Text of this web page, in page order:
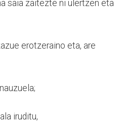
saia zaitezte ni ulertzen eta
erotzeraino eta, are
iruditu,